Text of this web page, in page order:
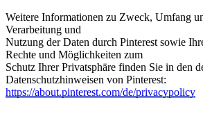
Weitere Informationen zu Zweck, Umfang
Verarbeitung und
Nutzung der Daten durch Pinterest sowie
Rechte und Möglichkeiten zum
Schutz Ihrer Privatsphäre finden Sie in den
Datenschutzhinweisen von Pinterest:
https://about.pinterest.com/de/privacypolicy